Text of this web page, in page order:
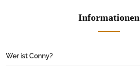
Informationen
Wer ist Conny?